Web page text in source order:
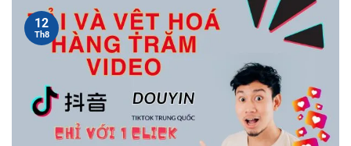
12
Th8